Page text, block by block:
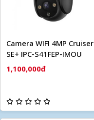
Camera WIFI 4MP Cruiser
SE+ IPC-S41FEP-IMOU
1,100,000đ